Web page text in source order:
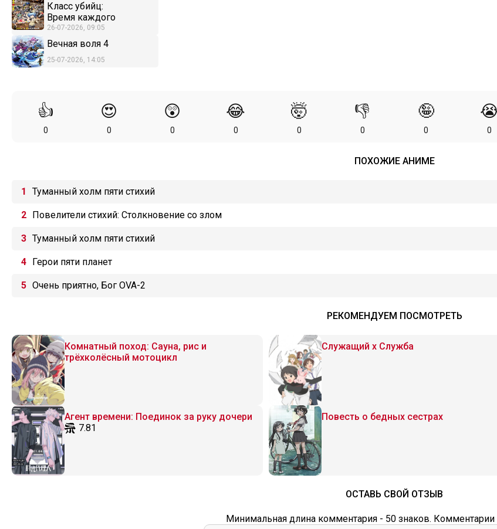
Класс убийц:
Время каждого
26-07-2026, 09:05
Вечная воля 4
25-07-2026, 14:05
👍
0
😍
0
😲
0
😂
0
🤯
0
👎
0
🤪
0 0
ПОХОЖИЕ АНИМЕ
Туманный холм пяти стихий
Повелители стихий: Столкновение со злом
Туманный холм пяти стихий
Герои пяти планет
Очень приятно, Бог OVA-2
РЕКОМЕНДУЕМ ПОСМОТРЕТЬ
Комнатный поход: Сауна, рис и
трёхколёсный мотоцикл
Служащий x Служба
Агент времени: Поединок за руку дочери
7.81
Повесть о бедных сестрах
ОСТАВЬ СВОЙ ОТЗЫВ
Минимальная длина комментария - 50 знаков. Комментарии